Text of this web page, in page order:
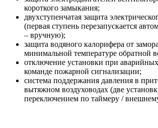
короткого замыкания;
двухступенчатая защита
(первая ступень перезапускается
– вручную);
защита водяного калорифера от
минимальной температуре обратной
отключение установки при
команде пожарной сигнализации;
система поддержания давления в
вытяжном воздуховодах (две
переключением по таймеру /